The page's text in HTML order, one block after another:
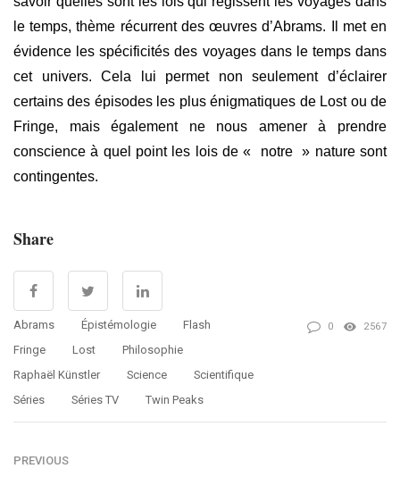
le temps, thème récurrent des œuvres d’Abrams. Il met en
évidence les spécificités des voyages dans le temps dans
cet univers. Cela lui permet non seulement d’éclairer
certains des épisodes les plus énigmatiques de Lost ou de
Fringe, mais également ne nous amener à prendre
conscience à quel point les lois de « notre » nature sont
contingentes.
Share
Abrams Épistémologie
Flash
Fringe
Lost
Philosophie
Raphaël Künstler
Science
Scientifique
Séries
Séries TV Twin Peaks
0 2567
PREVIOUS